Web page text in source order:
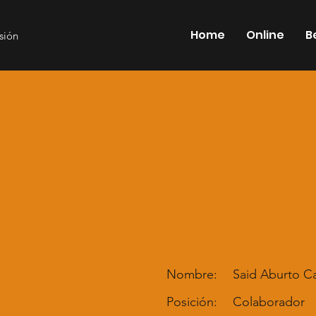
Home Online
Said Aburto
Nombre:
Colaborador
Posición: